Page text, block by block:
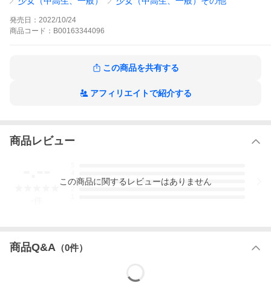
ラサー漫画家の、人生リスタートラブ
ワンナイト・マッチングの作品をもっと見る
発売日： 2022/10/24
商品 コード： B00163344096
この商品を共有する
アフィリエイトで紹介する
商品レビュー
3
この商品に関するレビューはありません
商品Q&A （0件）